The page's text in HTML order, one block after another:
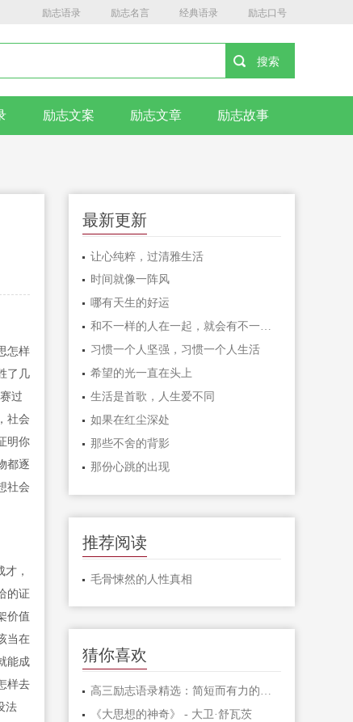
励志语录 励志名言 经典语录 励志口号
励志文案 励志文章 励志故事
怎样
了几
过
社会
明你
都逐
社会
，
的证
价值
当在
能成
样去
法
最新更新
让心纯粹，过清雅生活
时间就像一阵风
哪有天生的好运
和不一样的人在一起，就会有不一样的人生
习惯一个人坚强，习惯一个人生活
希望的光一直在头上
生活是首歌，人生爱不同
如果在红尘深处
那些不舍的背影
那份心跳的出现
推荐阅读
毛骨悚然的人性真相
猜你喜欢
高三励志语录精选：简短而有力的激励句子
《大思想的神奇》 - 大卫·舒瓦茨